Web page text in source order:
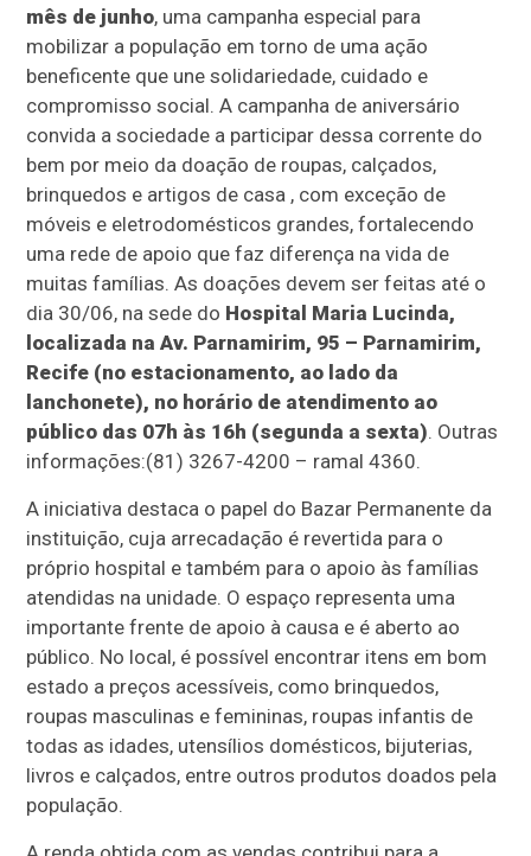
mês de junho, uma campanha especial para
mobilizar a população em torno de uma ação
beneficente que une solidariedade, cuidado e
compromisso social. A campanha de aniversário
convida a sociedade a participar dessa corrente do
bem por meio da doação de roupas, calçados,
brinquedos e artigos de casa , com exceção de
móveis e eletrodomésticos grandes, fortalecendo
uma rede de apoio que faz diferença na vida de
muitas famílias. As doações devem ser feitas até o
dia 30/06, na sede do Hospital Maria Lucinda,
localizada na Av. Parnamirim, 95 – Parnamirim,
Recife (no estacionamento, ao lado da
lanchonete), no horário de atendimento ao
público das 07h às 16h (segunda a sexta). Outras
informações:(81) 3267-4200 – ramal 4360.
A iniciativa destaca o papel do Bazar Permanente da
instituição, cuja arrecadação é revertida para o
próprio hospital e também para o apoio às famílias
atendidas na unidade. O espaço representa uma
importante frente de apoio à causa e é aberto ao
público. No local, é possível encontrar itens em bom
estado a preços acessíveis, como brinquedos,
roupas masculinas e femininas, roupas infantis de
todas as idades, utensílios domésticos, bijuterias,
livros e calçados, entre outros produtos doados pela
população.